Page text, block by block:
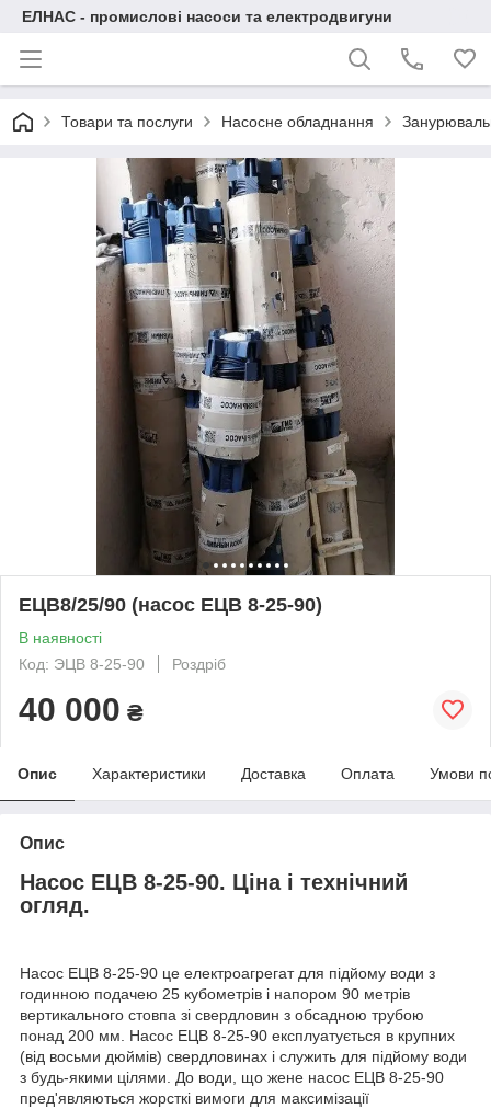
ЕЛНАС - промислові насоси та електродвигуни
Товари та послуги Насосне обладнання
ЕЦВ8/25/90 (насос ЕЦВ 8-25-90)
В наявності
Код: ЭЦВ 8-25-90
Роздріб
40 000 ₴
Опис Характеристики Доставка Оплата Умови
Опис
Насос ЕЦВ 8-25-90. Ціна і технічний
огляд.
Насос ЕЦВ 8-25-90 це електроагрегат для підйому води з
годинною подачею 25 кубометрів і напором 90 метрів
вертикального стовпа зі свердловин з обсадною трубою
понад 200 мм. Насос ЕЦВ 8-25-90 експлуатується в крупних
(від восьми дюймів) свердловинах і служить для підйому води
з будь-якими цілями. До води, що жене насос ЕЦВ 8-25-90
пред'являються жорсткі вимоги для максимізації